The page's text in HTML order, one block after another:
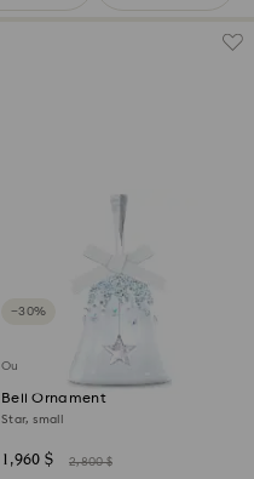
−30%
Outlet
Bell Ornament
Star, small
1,960 $ 2,800 $